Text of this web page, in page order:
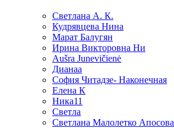
Светлана А. К.
Кудрявцева Нина
Марат Балугян
Ирина Викторовна Ни
Aušra Junevičienė
Дианаа
София Читадзе- Наконечная
Елена К
Ника11
Светла
Светлана Малолетко Апосова